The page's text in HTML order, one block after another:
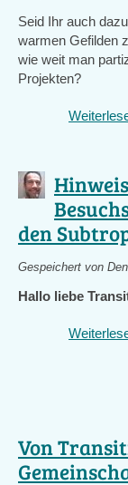
Seid Ihr auch
warmen Gefilden
wie weit man
Projekten?
den
Gespeichert von Den
Hallo liebe
Von